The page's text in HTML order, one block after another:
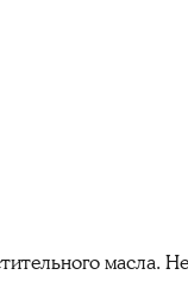
масла.